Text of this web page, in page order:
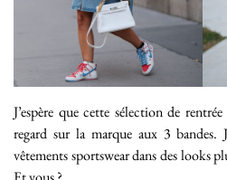
J’espère que cette sélection de
regard sur la marque aux 3 bandes.
vêtements sportswear dans des looks